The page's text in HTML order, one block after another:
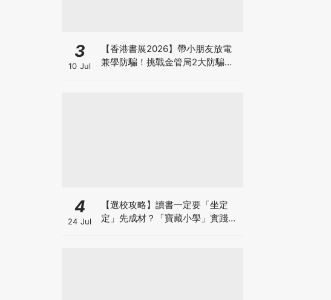
3
10 Jul
【香港書展2026】帶小朋友放電
兼學防騙！挑戰金管局2大防騙遊
4
24 Jul
【選校攻略】讀書一定要「坐定
定」先成材？「寶藏小學」實踐動